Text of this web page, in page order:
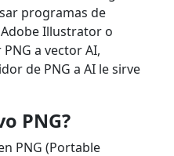
programas de
Illustrator o
a vector AI,
de PNG a AI le sirve
PNG?
PNG (Portable